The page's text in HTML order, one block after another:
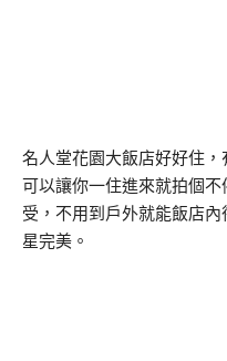
名人堂花園大飯店好好住，
可以讓你一住進來就拍個
受，不用到戶外就能飯店
星完美。